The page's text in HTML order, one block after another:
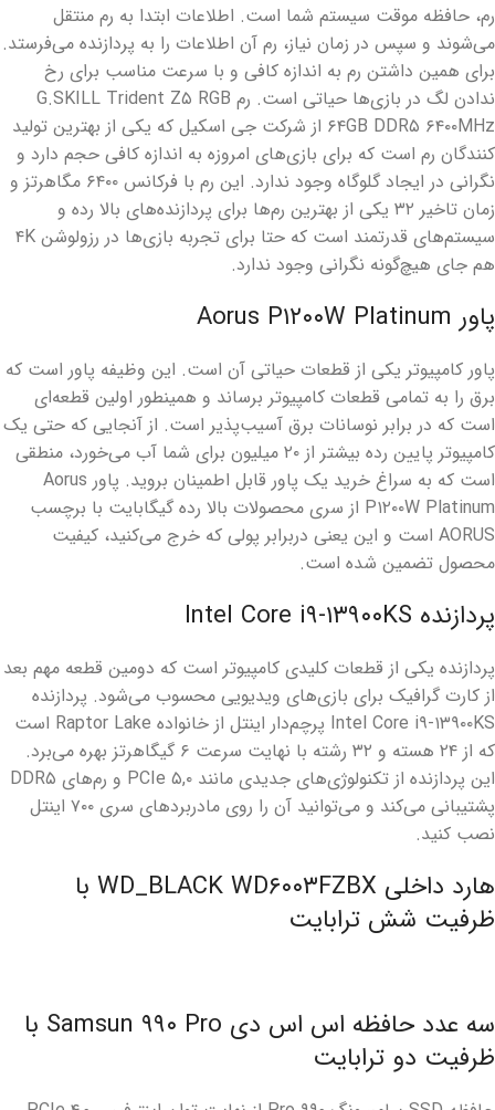
رم، حافظه موقت سیستم شما است. اطلاعات ابتدا به رم منتقل
می‌شوند و سپس در زمان نیاز، رم آن اطلاعات را به پردازنده می‌فرستد.
برای همین داشتن رم به اندازه کافی و با سرعت مناسب برای رخ
ندادن لگ در بازی‌ها حیاتی است. رم G.SKILL Trident Z۵ RGB
۶۴GB DDR۵ ۶۴۰۰MHz از شرکت جی اسکیل که یکی از بهترین تولید
کنندگان رم است که برای بازی‌های امروزه به اندازه کافی حجم دارد و
نگرانی در ایجاد گلوگاه وجود ندارد. این رم با فرکانس ۶۴۰۰ مگاهرتز و
زمان تاخیر ۳۲ یکی از بهترین رم‌ها برای پردازنده‌های بالا رده و
سیستم‌های قدرتمند است که حتا برای تجربه بازی‌ها در رزولوشن ۴K
هم جای هیچ‌گونه نگرانی وجود ندارد.
پاور Aorus P۱۲۰۰W Platinum
پاور کامپیوتر یکی از قطعات حیاتی آن است. این وظیفه پاور است که
برق را به تمامی قطعات کامپیوتر برساند و همینطور اولین قطعه‌ای
است که در برابر نوسانات برق آسیب‌پذیر است. از آنجایی که حتی یک
کامپیوتر پایین رده بیشتر از ۲۰ میلیون برای شما آب می‌خورد، منطقی
است که به سراغ خرید یک پاور قابل اطمینان بروید. پاور Aorus
P۱۲۰۰W Platinum از سری محصولات بالا رده گیگابایت با برچسب
AORUS است و این یعنی دربرابر پولی که خرج می‌کنید، کیفیت
محصول تضمین شده است.
پردازنده Intel Core i۹-۱۳۹۰۰KS
پردازنده یکی از قطعات کلیدی کامپیوتر است که دومین قطعه مهم بعد
از کارت گرافیک برای بازی‌های ویدیویی محسوب می‌شود. پردازنده
Intel Core i۹-۱۳۹۰۰KS پرچم‌دار اینتل از خانواده Raptor Lake است
که از ۲۴ هسته و ۳۲ رشته با نهایت سرعت ۶ گیگاهرتز بهره می‌برد.
این پردازنده از تکنولوژی‌های جدیدی مانند PCIe ۵,۰ و رم‌های DDR۵
پشتیبانی می‌کند و می‌توانید آن را روی مادربردهای سری ۷۰۰ اینتل
نصب کنید.
هارد داخلی WD_BLACK WD۶۰۰۳FZBX با
ظرفیت شش ترابایت
سه عدد حافظه اس اس دی Samsun ۹۹۰ Pro با
ظرفیت دو ترابایت